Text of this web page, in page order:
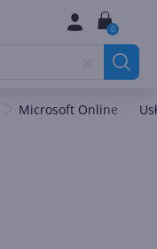
0
Microsoft Online